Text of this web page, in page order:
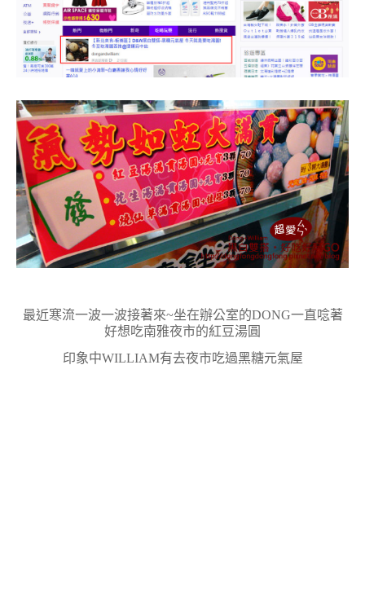
最近寒流一波一波接著來~坐在辦公室的DONG一直唸著
好想吃南雅夜市的紅豆湯圓
印象中WILLIAM有去夜市吃過黑糖元氣屋